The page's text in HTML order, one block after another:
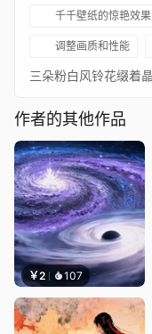
千千壁纸的惊艳效果
调整画质和性能
作者的其他作品
￥2 107